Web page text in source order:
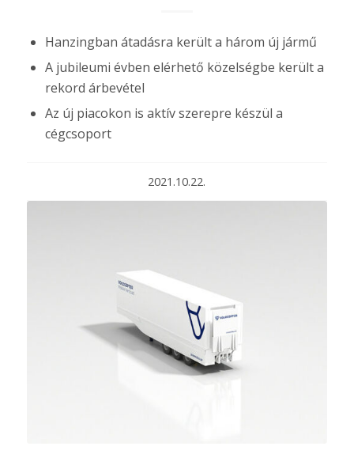
Hanzingban átadásra került a három új jármű
A jubileumi évben elérhető közelségbe került a
rekord árbevétel
Az új piacokon is aktív szerepre készül a
cégcsoport
2021.10.22.